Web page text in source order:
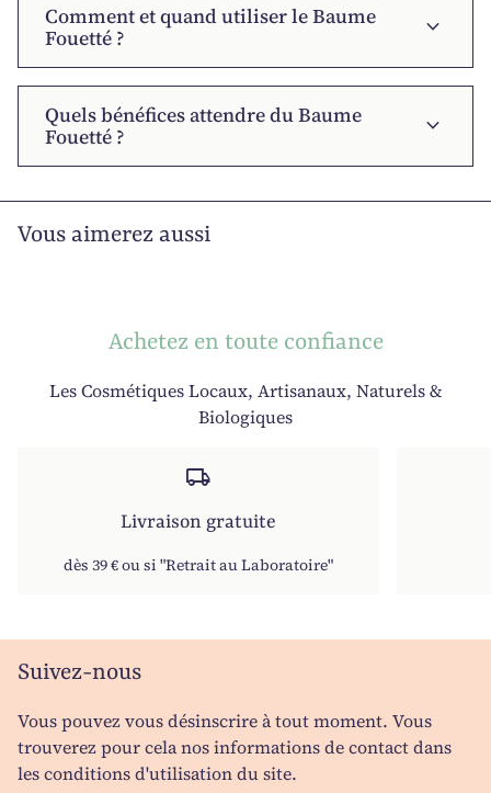
Comment et quand utiliser le Baume
Fouetté ?
expand_more
Quels bénéfices attendre du Baume
Fouetté ?
expand_more
Vous aimerez aussi
Achetez en toute confiance
Les Cosmétiques Locaux, Artisanaux, Naturels &
Biologiques
local_shipping
Livraison gratuite
dès 39 € ou si "Retrait au Laboratoire"
Suivez-nous
Vous pouvez vous désinscrire à tout moment. Vous
trouverez pour cela nos informations de contact dans
les conditions d'utilisation du site.